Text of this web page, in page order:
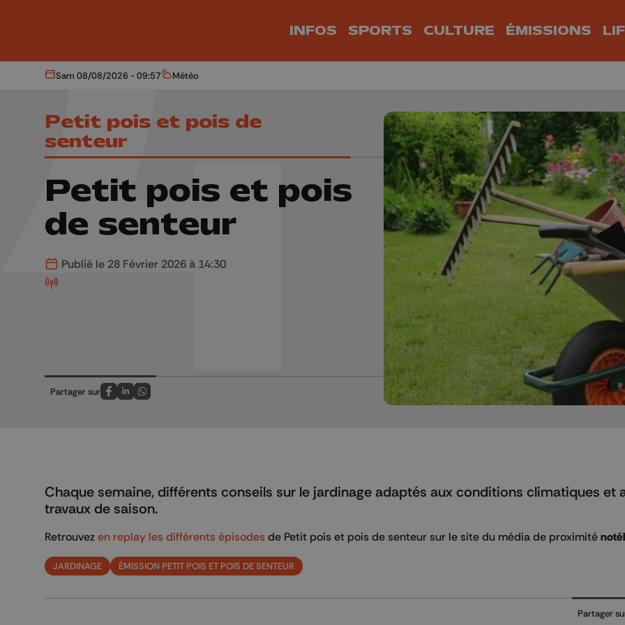
INFOS SPORTS CULTURE ÉMISSIONS
Aujourd'hui
Sam 08/08/2026 - 09:57 Météo
Météo
Petit pois et pois de
senteur
Petit pois et pois
de senteur
Publié le 28 Février 2026 à 14:30
Partager sur
Partagez sur FaceBook
Partagez sur LinkedIn
Partagez sur Whatsapp
Chaque semaine, différents conseils sur le jardinage adaptés aux conditions climatiques et
travaux de saison.
Retrouvez en replay les différents épisodes de Petit pois et pois de senteur sur le site du média de proximité
JARDINAGE ÉMISSION PETIT POIS ET POIS DE SENTEUR
Partager